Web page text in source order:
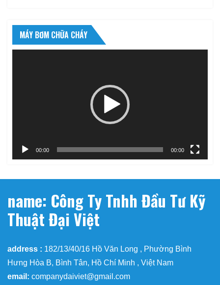
MÁY BƠM CHỮA CHÁY
00:00 00:00
name: Công Ty Tnhh Đầu Tư Kỹ
Thuật Đại Việt
address : 182/13/40/16 Hồ Văn Long , Phường Bình
Hưng Hòa B, Bình Tân, Hồ Chí Minh , Việt Nam
email: companydaiviet@gmail.com